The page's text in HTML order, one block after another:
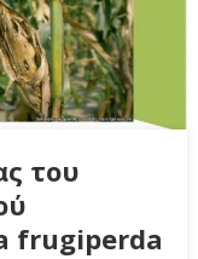
του
frugiperda